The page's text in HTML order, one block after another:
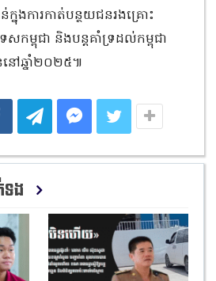
ងការកាត់បន្ថយជនរងគ្រោះ
កម្ពុជា និងបន្តគាំទ្រដល់កម្ពុជា
ៅឆ្នាំ២០២៥៕
ទង